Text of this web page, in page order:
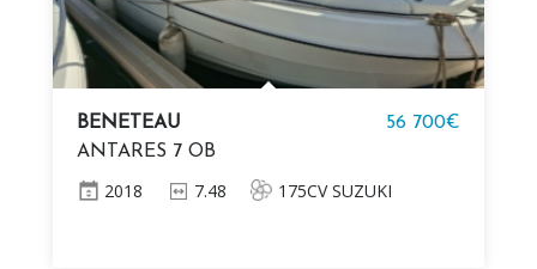
BENETEAU
ANTARES 7 OB
56 700€
2018 7.48 175CV SUZUKI